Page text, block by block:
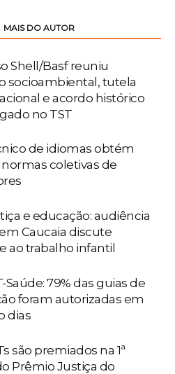
MAIS DO AUTOR
Shell/Basf reuniu
socioambiental, tutela
e acordo histórico
no TST
de idiomas obtém
coletivas de
e educação: audiência
Caucaia discute
ao trabalho infantil
Saúde: 79% das guias de
foram autorizadas em
dias
são premiados na 1ª
Prêmio Justiça do